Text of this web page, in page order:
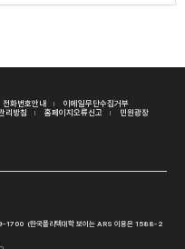
전화번호안내 이메일무단수집거부
리방침 홈페이지오류신고 민원광장
(한국폴리텍대학 보이는 ARS 이용은 1588-2